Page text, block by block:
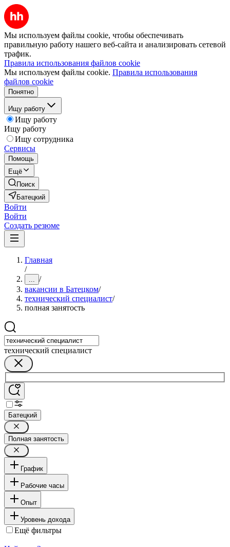
Мы используем файлы cookie, чтобы обеспечивать
правильную работу нашего веб-сайта и анализировать сетевой
трафик.
Правила использования файлов cookie
Мы используем файлы cookie. Правила использования
файлов cookie
Понятно
Ищу работу
Ищу работу
Ищу работу
Ищу сотрудника
Сервисы
Помощь
Ещё
Поиск
Батецкий
Войти
Войти
Создать резюме
Главная
/
... /
вакансии в Батецком/
технический специалист/
полная занятость
технический специалист
Батецкий
Полная занятость
График
Рабочие часы
Опыт
Уровень дохода
Ещё фильтры